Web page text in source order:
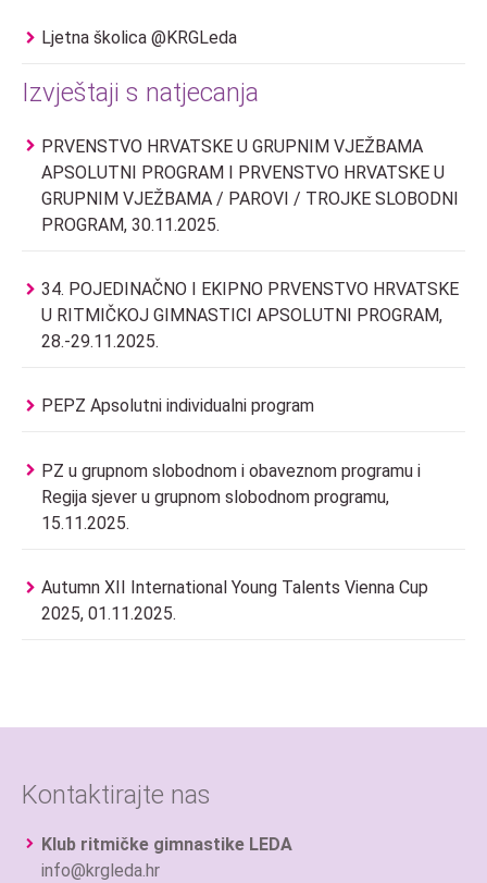
Ljetna školica @KRGLeda
Izvještaji s natjecanja
PRVENSTVO HRVATSKE U GRUPNIM VJEŽBAMA
APSOLUTNI PROGRAM I PRVENSTVO HRVATSKE U
GRUPNIM VJEŽBAMA / PAROVI / TROJKE SLOBODNI
PROGRAM, 30.11.2025.
34. POJEDINAČNO I EKIPNO PRVENSTVO HRVATSKE
U RITMIČKOJ GIMNASTICI APSOLUTNI PROGRAM,
28.-29.11.2025.
PEPZ Apsolutni individualni program
PZ u grupnom slobodnom i obaveznom programu i
Regija sjever u grupnom slobodnom programu,
15.11.2025.
Autumn XII International Young Talents Vienna Cup
2025, 01.11.2025.
Kontaktirajte nas
Klub ritmičke gimnastike LEDA
info@krgleda.hr